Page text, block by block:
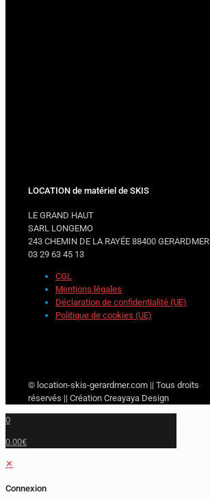
LOCATION de matériel de SKIS
LE GRAND HAUT
SARL LONGEMO
243 CHEMIN DE LA RAYÉE 88400 GERARDMER
03 29 63 45 13
CGL
Mentions légales
Déclaration de confidentialité (UE)
Politique de cookies (UE)
© location-skis-gerardmer.com || Tous droits
réservés || Création Creayaya Design
0
0.00€
✕
Connexion